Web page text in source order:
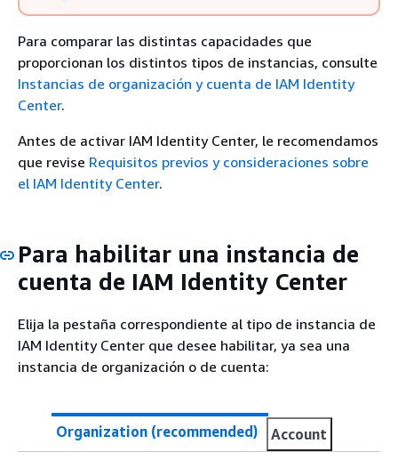
Para comparar las distintas capacidades que
proporcionan los distintos tipos de instancias, consulte
Instancias de organización y cuenta de IAM Identity
Center.
Antes de activar IAM Identity Center, le recomendamos
que revise Requisitos previos y consideraciones sobre
el IAM Identity Center.
Para habilitar una instancia de
cuenta de IAM Identity Center
Elija la pestaña correspondiente al tipo de instancia de
IAM Identity Center que desee habilitar, ya sea una
instancia de organización o de cuenta:
Organization (recommended) Account